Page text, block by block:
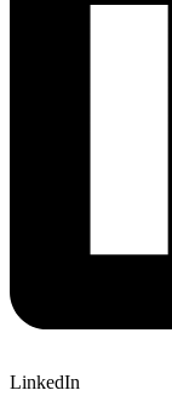
LinkedIn